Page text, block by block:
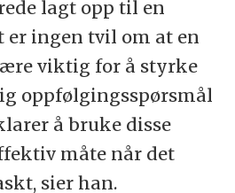
lagt opp til en
er ingen tvil om at en
viktig for å styrke
oppfølgingsspørsmål
å bruke disse
måte når det
sier han.